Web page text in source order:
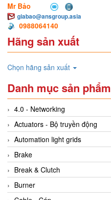
Mr Bảo
giabao@ansgroup.asia
0988064140
Hãng sản xuất
Chọn hãng sản xuất
Danh mục sản phẩm
4.0 - Networking
Actuators - Bộ truyền động
Automation light grids
Brake
Break & Clutch
Burner